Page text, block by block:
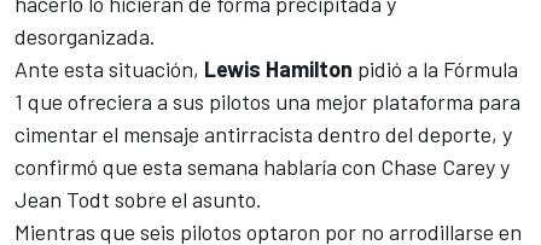
desorganizada.
Ante esta situación, Lewis Hamilton pidió a la Fórmula
1 que ofreciera a sus pilotos una mejor plataforma para
cimentar el mensaje antirracista dentro del deporte, y
confirmó que esta semana hablaría con Chase Carey y
Jean Todt sobre el asunto.
Mientras que seis pilotos optaron por no arrodillarse en